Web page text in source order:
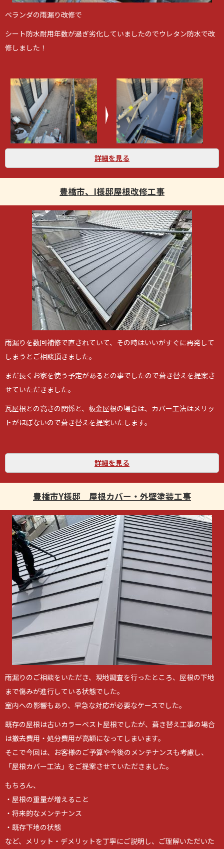
ベランダの雨漏り改修で
シート防水耐用年数が過ぎ劣化していましたのでウレタン防水で改
修しました！
詳細を見る
豊橋市、I様邸屋根改修工事
雨漏りを数回補修で直されていて、その時はいいがすぐに再発して
しまうとご相談頂きました。
まだ長くお家を使う予定があるとの事でしたので葺き替えを提案さ
せていただきました。
瓦屋根との高さの関係と、板金屋根の場合は、カバー工法はメリッ
トがほぼないので葺き替えを提案いたします。
詳細を見る
豊橋市Y様邸 屋根カバー・外壁塗装工事
雨漏りのご相談をいただき、現地調査を行ったところ、屋根の下地
まで傷みが進行している状態でした。
室内への影響もあり、早急な対応が必要なケースでした。
既存の屋根は古いカラーベスト屋根でしたが、葺き替え工事の場合
は撤去費用・処分費用が高額になってしまいます。
そこで今回は、お客様のご予算や今後のメンテナンスも考慮し、
「屋根カバー工法」をご提案させていただきました。
もちろん、
・屋根の重量が増えること
・将来的なメンテナンス
・既存下地の状態
など、メリット・デメリットを丁寧にご説明し、ご理解いただいた